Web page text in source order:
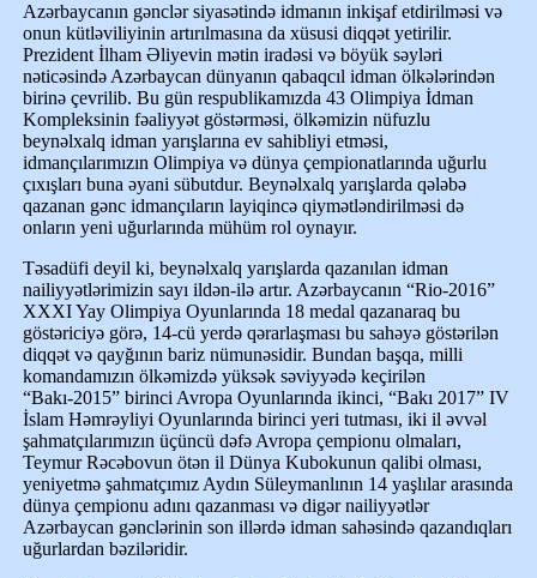
Azərbaycanın gənclər siyasətində idmanın inkişaf etdirilməsi və
onun kütləviliyinin artırılmasına da xüsusi diqqət yetirilir.
Prezident İlham Əliyevin mətin iradəsi və böyük səyləri
nəticəsində Azərbaycan dünyanın qabaqcıl idman ölkələrindən
birinə çevrilib. Bu gün respublikamızda 43 Olimpiya İdman
Kompleksinin fəaliyyət göstərməsi, ölkəmizin nüfuzlu
beynəlxalq idman yarışlarına ev sahibliyi etməsi,
idmançılarımızın Olimpiya və dünya çempionatlarında uğurlu
çıxışları buna əyani sübutdur. Beynəlxalq yarışlarda qələbə
qazanan gənc idmançıların layiqincə qiymətləndirilməsi də
onların yeni uğurlarında mühüm rol oynayır.
Təsadüfi deyil ki, beynəlxalq yarışlarda qazanılan idman
nailiyyətlərimizin sayı ildən-ilə artır. Azərbaycanın “Rio-2016”
XXXI Yay Olimpiya Oyunlarında 18 medal qazanaraq bu
göstəriciyə görə, 14-cü yerdə qərarlaşması bu sahəyə göstərilən
diqqət və qayğının bariz nümunəsidir. Bundan başqa, milli
komandamızın ölkəmizdə yüksək səviyyədə keçirilən
“Bakı-2015” birinci Avropa Oyunlarında ikinci, “Bakı 2017” IV
İslam Həmrəyliyi Oyunlarında birinci yeri tutması, iki il əvvəl
şahmatçılarımızın üçüncü dəfə Avropa çempionu olmaları,
Teymur Rəcəbovun ötən il Dünya Kubokunun qalibi olması,
yeniyetmə şahmatçımız Aydın Süleymanlının 14 yaşlılar arasında
dünya çempionu adını qazanması və digər nailiyyətlər
Azərbaycan gənclərinin son illərdə idman sahəsində qazandıqları
uğurlardan bəziləridir.